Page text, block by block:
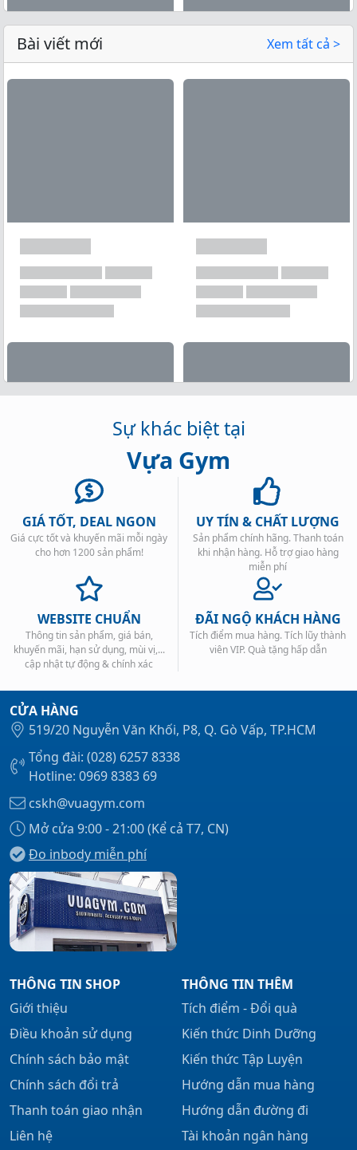
Xem tất cả →
Bài viết mới Xem tất cả >
Xem tất cả →
Sự khác biệt tại
Vựa Gym
GIÁ TỐT, DEAL NGON
Giá cực tốt và khuyến mãi mỗi ngày
cho hơn 1200 sản phẩm!
UY TÍN & CHẤT LƯỢNG
Sản phẩm chính hãng. Thanh toán
khi nhận hàng. Hỗ trợ giao hàng
miễn phí
WEBSITE CHUẨN
Thông tin sản phẩm, giá bán,
khuyến mãi, hạn sử dụng, mùi vị,...
cập nhật tự động & chính xác
ĐÃI NGỘ KHÁCH HÀNG
Tích điểm mua hàng. Tích lũy thành
viên VIP. Quà tặng hấp dẫn
CỬA HÀNG
519/20 Nguyễn Văn Khối, P8, Q. Gò Vấp, TP.HCM
Tổng đài: (028) 6257 8338
Hotline: 0969 8383 69
cskh@vuagym.com
Mở cửa 9:00 - 21:00 (Kể cả T7, CN)
Đo inbody miễn phí
THÔNG TIN SHOP
Giới thiệu
Điều khoản sử dụng
Chính sách bảo mật
Chính sách đổi trả
Thanh toán giao nhận
Liên hệ
THÔNG TIN THÊM
Tích điểm - Đổi quà
Kiến thức Dinh Dưỡng
Kiến thức Tập Luyện
Hướng dẫn mua hàng
Hướng dẫn đường đi
Tài khoản ngân hàng